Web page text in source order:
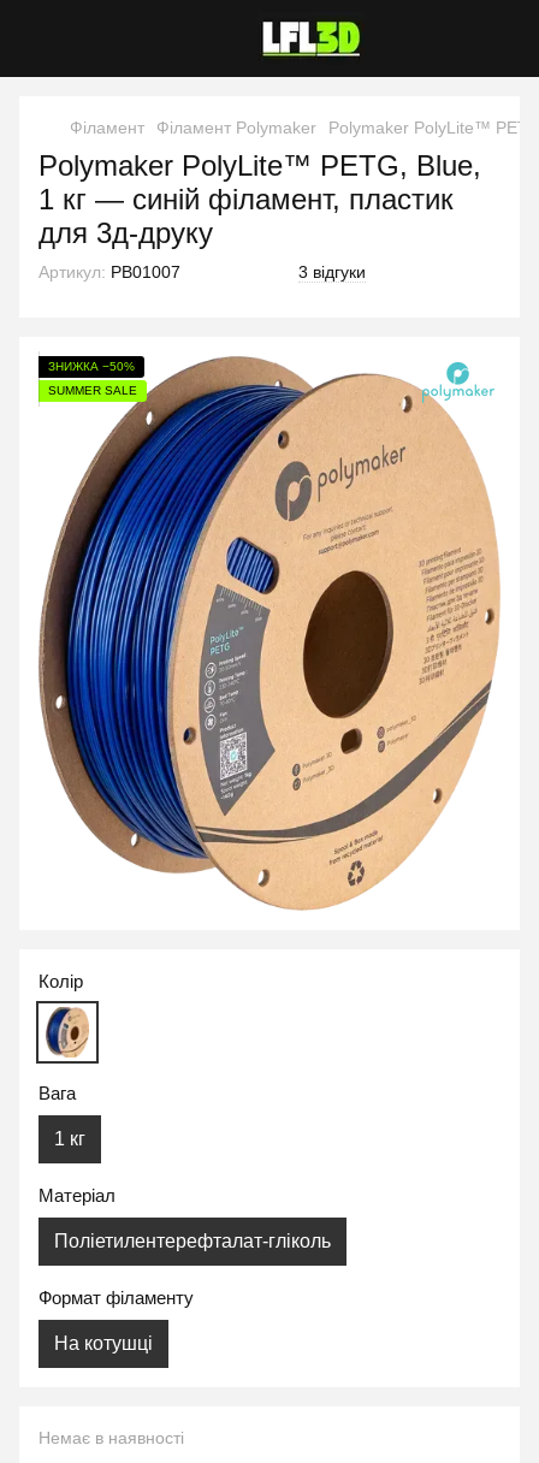
Філамент Філамент Polymaker Polymaker PolyLite™
Polymaker PolyLite™ PETG, Blue,
1 кг — синій філамент, пластик
для 3д-друку
Артикул: PB01007 3 відгуки
ЗНИЖКА −50%
SUMMER SALE
Колір
Вага
1 кг
Матеріал
Поліетилентерефталат-гліколь
Формат філаменту
На котушці
Немає в наявності